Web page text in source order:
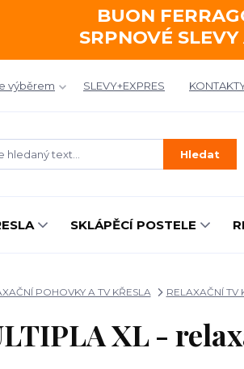
BUON
SRPNOVÉ
výběrem SLEVY+EXPRES
Hledat
SKLÁPĚCÍ POSTELE
POHOVKY A TV KŘESLA RELAXAČNÍ TV
XL -